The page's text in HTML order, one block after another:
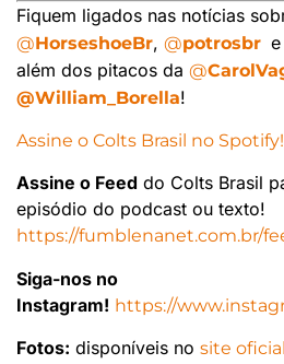
Fiquem ligados nas notícias
@HorseshoeBr, @potrosbr e
além dos pitacos da @
@William_Borella!
Assine o Colts Brasil no Spotify!
Assine o Feed do Colts Brasil
episódio do podcast ou texto!
https://fumblenanet.com.br/
Siga-nos no
Instagram! https://
Fotos: disponíveis no site